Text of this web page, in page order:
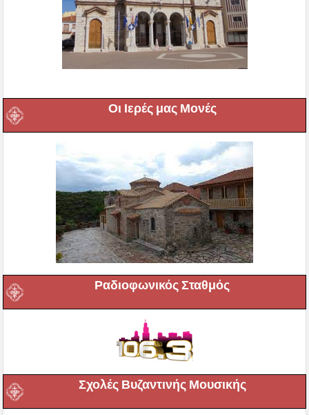
Οι Ιερές μας Μονές
Ραδιοφωνικός Σταθμός
Σχολές Βυζαντινής Μουσικής